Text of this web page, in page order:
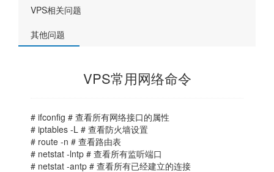
VPS相关问题
其他问题
VPS常用网络命令
# ifconfig # 查看所有网络接口的属性
# iptables -L # 查看防火墙设置
# route -n # 查看路由表
# netstat -lntp # 查看所有监听端口
# netstat -antp # 查看所有已经建立的连接